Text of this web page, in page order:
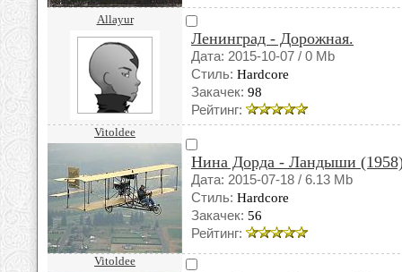
Allayur
Ленинград - Дорожная.
Дата: 2015-10-07 / 0 Mb
Стиль: Hardcore
Закачек: 98
Рейтинг:
Vitoldee
Нина Дорда - Ландыши
Дата: 2015-07-18 / 6.13 Mb
Стиль: Hardcore
Закачек: 56
Рейтинг:
Vitoldee